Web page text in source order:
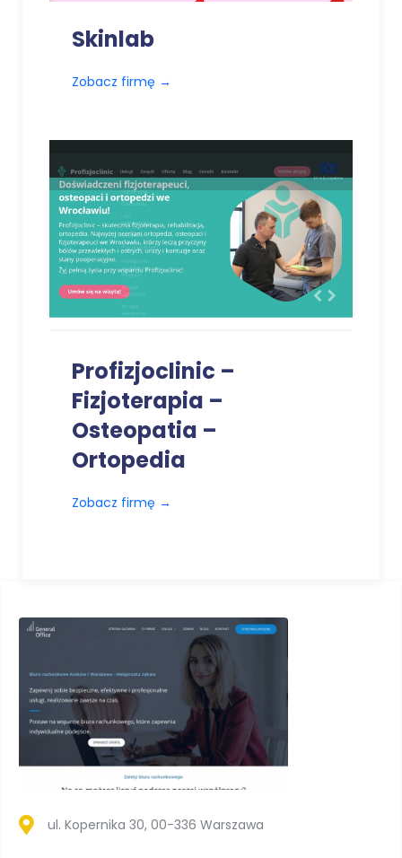
Skinlab
Zobacz firmę →
Profizjoclinic –
Fizjoterapia –
Osteopatia –
Ortopedia
Zobacz firmę →
ul. Kopernika 30, 00-336 Warszawa